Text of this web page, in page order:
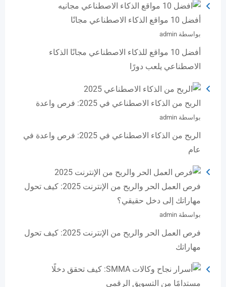
أفضل 10 مواقع الذكاء الاصطناعي مجانًا
بواسطة admin
أفضل 10 مواقع للذكاء الاصطناعي مجانًا الذكاء
الاصطناعي يلعب دورًا
الربح من الذكاء الاصطناعي في 2025: فرص واعدة
بواسطة admin
الربح من الذكاء الاصطناعي في 2025: فرص واعدة في
عام
فرص العمل الحر والربح من الإنترنت 2025: كيف تحول
مهاراتك إلى دخل حقيقي؟
بواسطة admin
فرص العمل الحر والربح من الإنترنت 2025: كيف تحول
مهاراتك